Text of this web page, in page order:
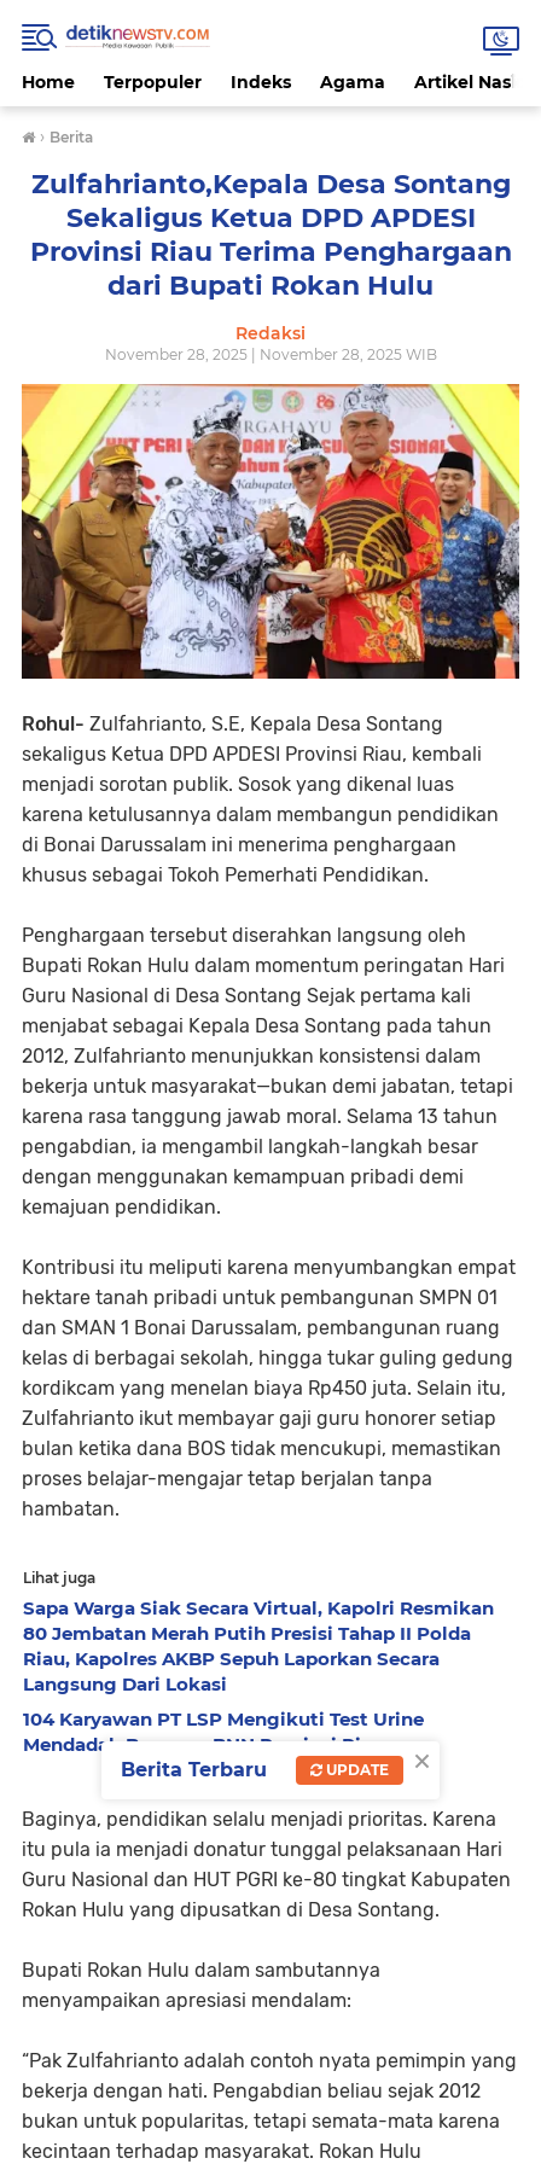
Home Terpopuler Indeks Agama Artikel
› Berita
Zulfahrianto,Kepala Desa Sontang
Sekaligus Ketua DPD APDESI
Provinsi Riau Terima Penghargaan
dari Bupati Rokan Hulu
Redaksi
November 28, 2025 | November 28, 2025 WIB
Rohul- Zulfahrianto, S.E, Kepala Desa Sontang
sekaligus Ketua DPD APDESI Provinsi Riau, kembali
menjadi sorotan publik. Sosok yang dikenal luas
karena ketulusannya dalam membangun pendidikan
di Bonai Darussalam ini menerima penghargaan
khusus sebagai Tokoh Pemerhati Pendidikan.
Penghargaan tersebut diserahkan langsung oleh
Bupati Rokan Hulu dalam momentum peringatan Hari
Guru Nasional di Desa Sontang Sejak pertama kali
menjabat sebagai Kepala Desa Sontang pada tahun
2012, Zulfahrianto menunjukkan konsistensi dalam
bekerja untuk masyarakat—bukan demi jabatan, tetapi
karena rasa tanggung jawab moral. Selama 13 tahun
pengabdian, ia mengambil langkah-langkah besar
dengan menggunakan kemampuan pribadi demi
kemajuan pendidikan.
Kontribusi itu meliputi karena menyumbangkan empat
hektare tanah pribadi untuk pembangunan SMPN 01
dan SMAN 1 Bonai Darussalam, pembangunan ruang
kelas di berbagai sekolah, hingga tukar guling gedung
kordikcam yang menelan biaya Rp450 juta. Selain itu,
Zulfahrianto ikut membayar gaji guru honorer setiap
bulan ketika dana BOS tidak mencukupi, memastikan
proses belajar-mengajar tetap berjalan tanpa
hambatan.
Lihat juga
Sapa Warga Siak Secara Virtual, Kapolri Resmikan
80 Jembatan Merah Putih Presisi Tahap II Polda
Riau, Kapolres AKBP Sepuh Laporkan Secara
Langsung Dari Lokasi
104 Karyawan PT LSP Mengikuti Test Urine
Mendadak Bersama BNN Provinsi Riau
Baginya, pendidikan selalu menjadi prioritas. Karena
itu pula ia menjadi donatur tunggal pelaksanaan Hari
Guru Nasional dan HUT PGRI ke-80 tingkat Kabupaten
Rokan Hulu yang dipusatkan di Desa Sontang.
Bupati Rokan Hulu dalam sambutannya
menyampaikan apresiasi mendalam:
“Pak Zulfahrianto adalah contoh nyata pemimpin yang
bekerja dengan hati. Pengabdian beliau sejak 2012
bukan untuk popularitas, tetapi semata-mata karena
kecintaan terhadap masyarakat. Rokan Hulu
×
Berita Terbaru UPDATE